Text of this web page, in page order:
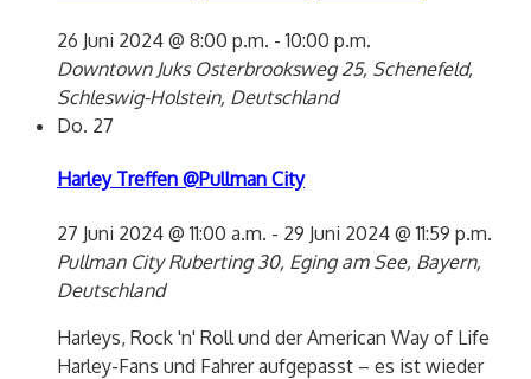
26 Juni 2024 @ 8:00 p.m. -10:00 p.m.
Downtown Juks Osterbrooksweg 25, Schenefeld,
Schleswig-Holstein, Deutschland
Do. 27
Harley Treffen @Pullman City
27 Juni 2024 @ 11:00 a.m. - 29 Juni 2024 @ 11:59 p.m.
Pullman CityRuberting 30, Eging am See, Bayern,
Deutschland
Harleys, Rock 'n' Roll und der American Way of Life
Harley-Fans und Fahrer aufgepasst – es ist wieder